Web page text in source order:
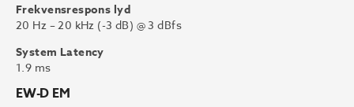
Frekvensrespons lyd
20 Hz – 20 kHz (-3 dB) @ 3 dBfs
System Latency
1.9 ms
EW-D EM